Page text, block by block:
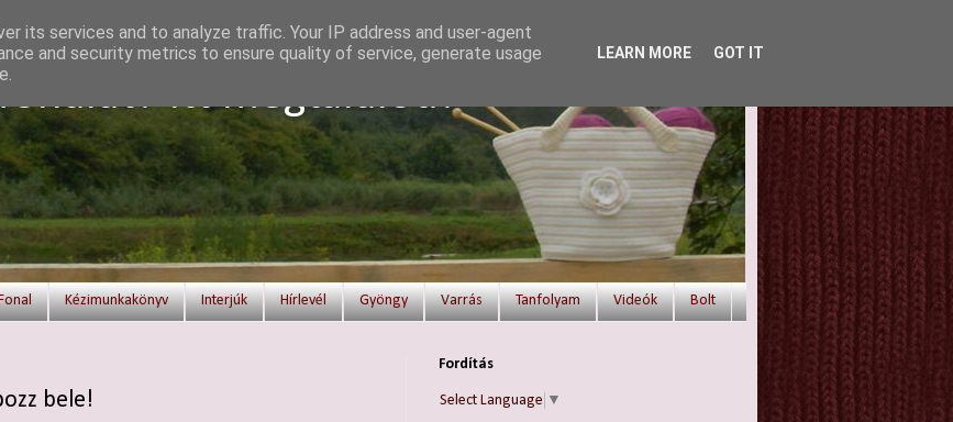
Itt megtalálod!
Kézimunkakönyv Interjúk Hírlevél Gyöngy Varrás Tanfolyam Videók Bolt
bele!
Fordítás
Select Language ▼
its services and to analyze traffic. Your IP address and user-agent
and security metrics to ensure quality of service, generate usage
LEARN MORE GOT IT